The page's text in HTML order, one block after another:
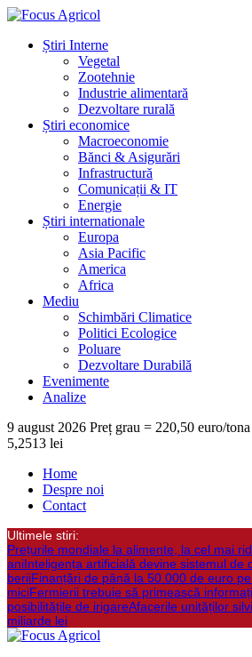
Știri Interne
Vegetal
Zootehnie
Industrie alimentară
Dezvoltare rurală
Știri economice
Macroeconomie
Bănci & Asigurări
Infrastructură
Comunicații & IT
Energie
Știri internationale
Europa
Asia Pacific
America
Africa
Mediu
Schimbări Climatice
Politici Ecologice
Poluare
Dezvoltare Durabilă
Evenimente
Analize
9 august 2026 Preț grau = 220,50
5,2513 lei
Home
Despre noi
Contact
Ultimele stiri:
Prețurile mondiale la alimente, la cel mai
aniInteligența artificială devine sistemul de
beriiFinanțări de până la 50.000 de euro
miciFermierii trebuie să primească
posibilitățile de irigareAfacerile unităților
miliarde lei